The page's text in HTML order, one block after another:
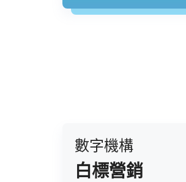
數字機構
白標營銷